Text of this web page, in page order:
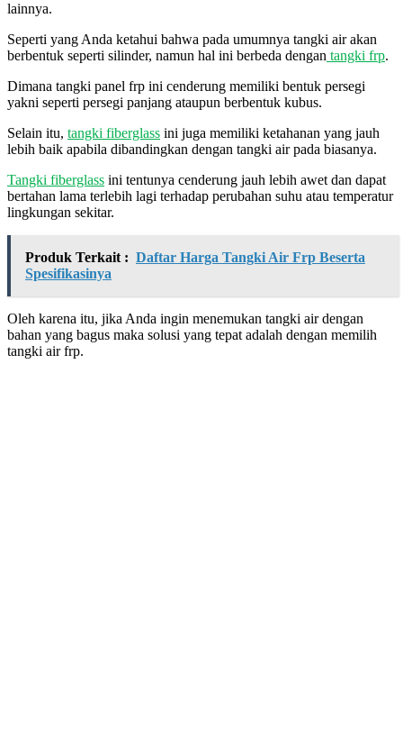
lainnya.
Seperti yang Anda ketahui bahwa pada umumnya tangki air akan
berbentuk seperti silinder, namun hal ini berbeda dengan tangki frp.
Dimana tangki panel frp ini cenderung memiliki bentuk persegi
yakni seperti persegi panjang ataupun berbentuk kubus.
Selain itu, tangki fiberglass ini juga memiliki ketahanan yang jauh
lebih baik apabila dibandingkan dengan tangki air pada biasanya.
Tangki fiberglass ini tentunya cenderung jauh lebih awet dan dapat
bertahan lama terlebih lagi terhadap perubahan suhu atau temperatur
lingkungan sekitar.
Produk Terkait : Daftar Harga Tangki Air Frp Beserta
Spesifikasinya
Oleh karena itu, jika Anda ingin menemukan tangki air dengan
bahan yang bagus maka solusi yang tepat adalah dengan memilih
tangki air frp.